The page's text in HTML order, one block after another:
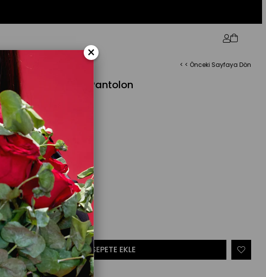
< < Önceki Sayfaya Dön
Ekru Pileli Palazzo Pantolon
₺1.199,90
RENK
Beden
1(36/38) 2(40/42)
×